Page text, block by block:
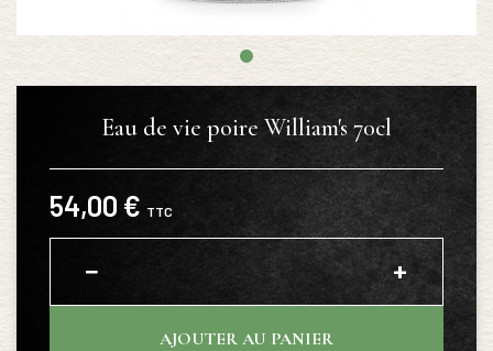
Eau de vie poire William's 70cl
54,00 € TTC
− +
AJOUTER AU PANIER